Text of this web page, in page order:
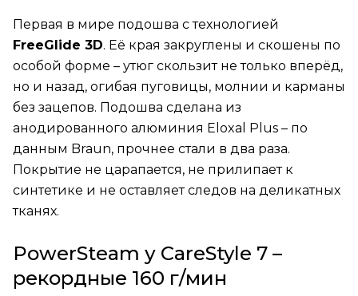
Первая в мире подошва с технологией
FreeGlide 3D. Её края закруглены и скошены по
особой форме – утюг скользит не только вперёд,
но и назад, огибая пуговицы, молнии и карманы
без зацепов. Подошва сделана из
анодированного алюминия Eloxal Plus – по
данным Braun, прочнее стали в два раза.
Покрытие не царапается, не прилипает к
синтетике и не оставляет следов на деликатных
тканях.
PowerSteam у CareStyle 7 –
рекордные 160 г/мин